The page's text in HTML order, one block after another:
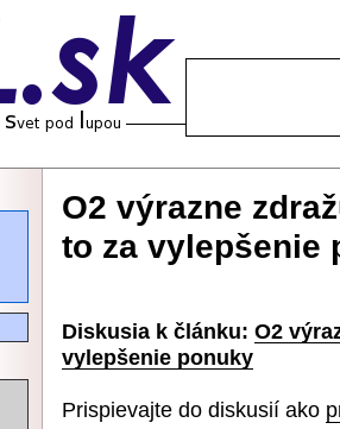
O2 výrazne
to za vylepšenie
Diskusia k článku: O2
vylepšenie ponuky
Prispievajte do diskusií ako